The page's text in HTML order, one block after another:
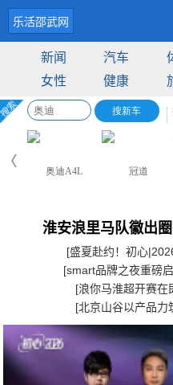
乐活邵武网
新闻 汽车
女性
健康
淮安浪里马队徽出
[盛夏赴约！初心
[smart品牌之夜重磅
[浪你马淮超开赛在
[北京山谷以产品力